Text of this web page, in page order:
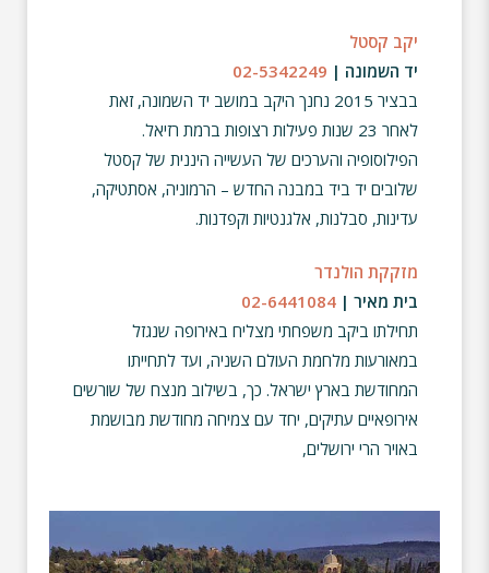
יקב קסטל
יד השמונה | 02-5342249
בבציר 2015 נחנך היקב במושב יד השמונה, זאת
לאחר 23 שנות פעילות רצופות ברמת רזיאל.
הפילוסופיה והערכים של העשייה היננית של קסטל
שלובים יד ביד במבנה החדש – הרמוניה, אסתטיקה,
עדינות, סבלנות, אלגנטיות וקפדנות.
מזקקת הולנדר
בית מאיר | 02-6441084
תחילתו ביקב משפחתי מצליח באירופה שנגזל
במאורעות מלחמת העולם השניה, ועד לתחייתו
המחודשת בארץ ישראל. כך, בשילוב מנצח של שורשים
אירופאיים עתיקים, יחד עם צמיחה מחודשת מבושמת
באויר הרי ירושלים,